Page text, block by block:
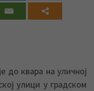
до квара на уличној
улици у градском